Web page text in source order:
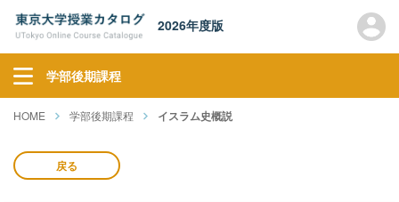
2026年度版
学部後期課程
HOME 学部後期課程 イスラム史概説
戻る